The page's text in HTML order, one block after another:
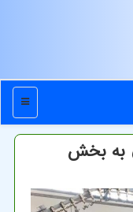
منو
تومان به بخش